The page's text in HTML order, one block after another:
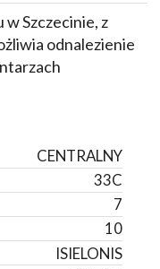
Szczecinie, z
odnalezienie
CENTRALNY
33C
7
10
ISIELONIS